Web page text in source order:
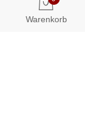
Warenkorb